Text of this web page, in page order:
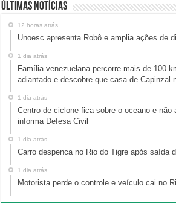
Últimas Notícias
12 horas atrás
Unoesc apresenta Robô e amplia ações de
1 dia atrás
Família venezuelana percorre mais de 100
adiantado e descobre que casa de Capinzal
1 dia atrás
Centro de ciclone fica sobre o oceano e não
informa Defesa Civil
1 dia atrás
Carro despenca no Rio do Tigre após saída
1 dia atrás
Motorista perde o controle e veículo cai no